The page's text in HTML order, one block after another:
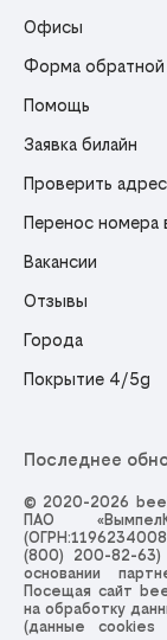
Офисы
Форма обратной
Помощь
Заявка билайн
Проверить
Перенос номера
Вакансии
Отзывы
Города
Покрытие 4/5g
Последнее
© 2020-2026
ПАО
(800) 200-82-63)
основании
Посещая сайт
на обработку
(данные cookies